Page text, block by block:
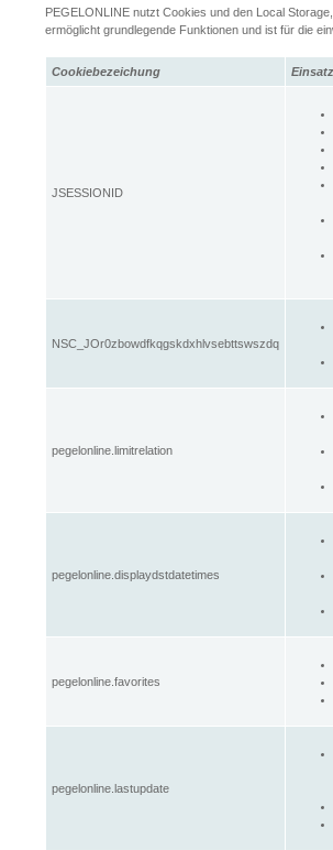
PEGELONLINE nutzt Cookies und den Local
ermöglicht grundlegende Funktionen und ist für die
Cookiebezeichung
JSESSIONID
NSC_JOr0zbowdfkqgskdxhlvsebttswszdq
pegelonline.limitrelation
pegelonline.displaydstdatetimes
pegelonline.favorites
pegelonline.lastupdate